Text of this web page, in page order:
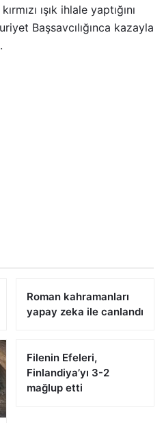
ışık ihlale yaptığını
Başsavcılığınca kazayla
Roman kahramanları
yapay zeka ile canlandı
Filenin Efeleri,
Finlandiya’yı 3-2
mağlup etti